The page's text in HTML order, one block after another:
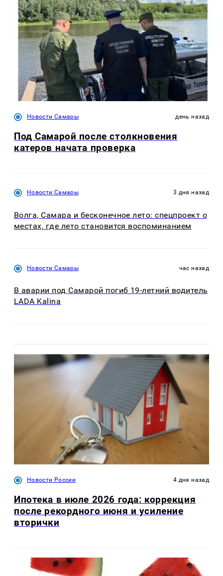
Новости Самары день назад
Под Самарой после столкновения
катеров начата проверка
Новости Самары 3 дня назад
Волга, Самара и бесконечное лето: спецпроект о
местах, где лето становится воспоминанием
Новости Самары час назад
В аварии под Самарой погиб 19-летний водитель
LADA Kalina
Новости России 4 дня назад
Ипотека в июле 2026 года: коррекция
после рекордного июня и усиление
вторички